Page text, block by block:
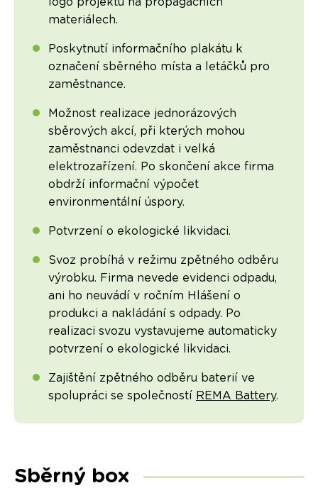
logo projektu na propagačních
materiálech.
Poskytnutí informačního plakátu k
označení sběrného místa a letáčků pro
zaměstnance.
Možnost realizace jednorázových
sběrových akcí, při kterých mohou
zaměstnanci odevzdat i velká
elektrozařízení. Po skončení akce firma
obdrží informační výpočet
environmentální úspory.
Potvrzení o ekologické likvidaci.
Svoz probíhá v režimu zpětného odběru
výrobku. Firma nevede evidenci odpadu,
ani ho neuvádí v ročním Hlášení o
produkci a nakládání s odpady. Po
realizaci svozu vystavujeme automaticky
potvrzení o ekologické likvidaci.
Zajištění zpětného odběru baterií ve
spolupráci se společností REMA Battery.
Sběrný box